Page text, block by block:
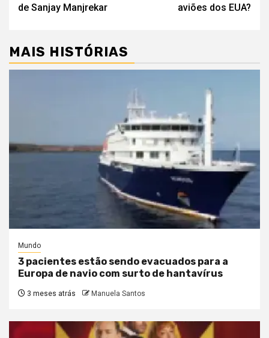
de Sanjay Manjrekar
aviões dos EUA?
MAIS HISTÓRIAS
Mundo
3 pacientes estão sendo evacuados para a
Europa de navio com surto de hantavírus
3 meses atrás Manuela Santos